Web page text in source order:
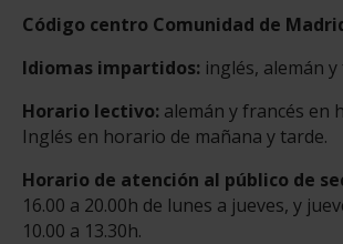
Código centro Comunidad de
Idiomas impartidos: inglés, alemán y
Horario lectivo: alemán y francés en
Inglés en horario de mañana y tarde.
Horario de atención al público de
16.00 a 20.00h de lunes a jueves, y
10.00 a 13.30h.